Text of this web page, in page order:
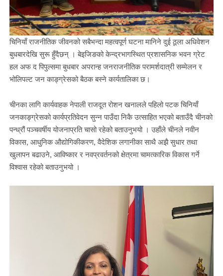
चिनियाँ राजनीतिक जीवनको सबैभन्दा महत्वपूर्ण घटना मानिने दुई ठूला अधिवेशन
बुधबारदेखि सुरू हुँदैछन् । बेइजिङको केन्द्रभागस्थित प्रशासनिक भवन ग्रेट
हल अफ द पिपुल्समा बुधबार अपरान्ह जनराजनीतिक परामर्शदात्री सम्मेलन र
भोलिपल्ट जन काङ्ग्रेसको बैठक बस्ने कार्यतालिका छ।
चीनका लागि कार्यवाहक नेपाली राजदूत रोशन खनालले पहिलो पटक चिनियाँ
जनकाङ्ग्रेसको कार्यप्रतिवेदन सुन्न पाउँदा निकै उत्साहित भएको बताउँदै चीनको
पन्ध्रौं पञ्चवर्षीय योजनाप्रति चासो रहेको बताउनुभयो । उहाँले चीनले नवीन
विकास, आधुनिक औद्योगिकीकरण, वैदेशिक लगानीका साथै अझै सुधार तथा
खुलापन बढाउने, आविष्कार र नवप्रवर्तनको क्षेत्रमा चामत्कारिक विकास गर्ने
विश्वास रहेको बताउनुभयो ।